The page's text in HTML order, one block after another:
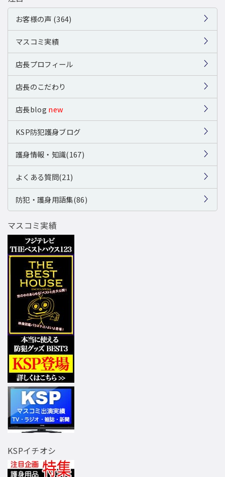
お客様の声 (364)
マスコミ実績
店長プロフィール
店長のこだわり
店長blog new
KSP防犯護身ブログ
護身情報・知識(167)
よくある質問(21)
防犯・護身用語集(86)
マスコミ実績
KSPイチオシ